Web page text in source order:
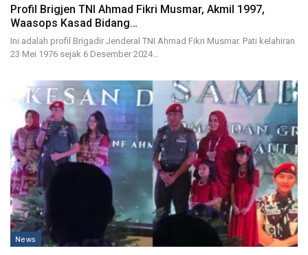
Profil Brigjen TNI Ahmad Fikri Musmar, Akmil 1997,
Waasops Kasad Bidang…
Ini adalah profil Brigadir Jenderal TNI Ahmad Fikri Musmar. Pati kelahiran
23 Mei 1976 sejak 6 Desember 2024…
News